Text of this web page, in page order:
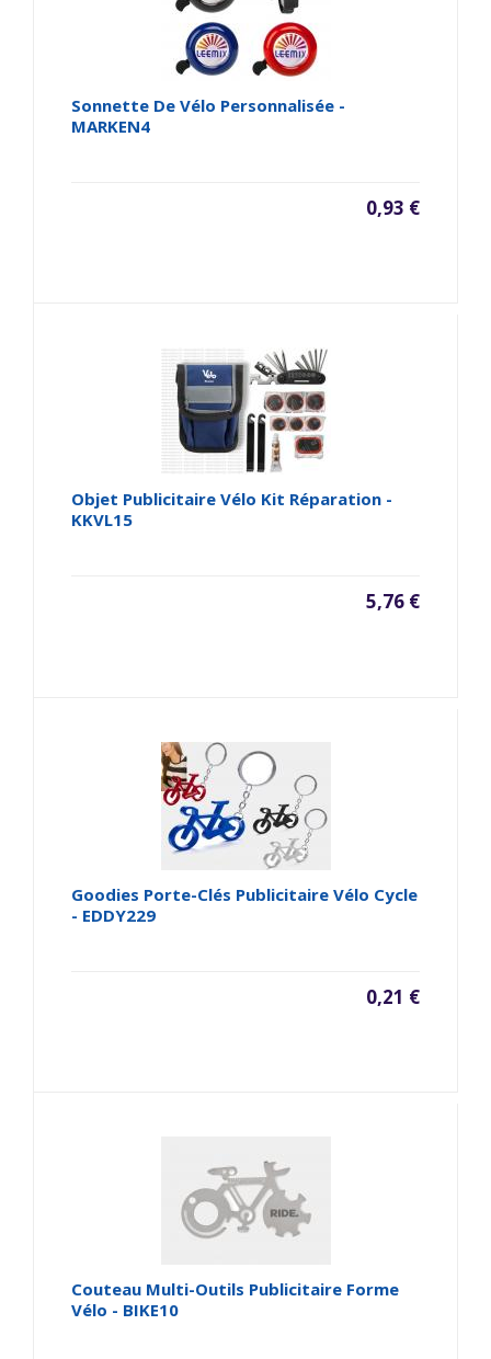
Sonnette De Vélo Personnalisée -
MARKEN4
0,93 €
Objet Publicitaire Vélo Kit Réparation -
KKVL15
5,76 €
Goodies Porte-Clés Publicitaire Vélo Cycle
- EDDY229
0,21 €
Couteau Multi-Outils Publicitaire Forme
Vélo - BIKE10